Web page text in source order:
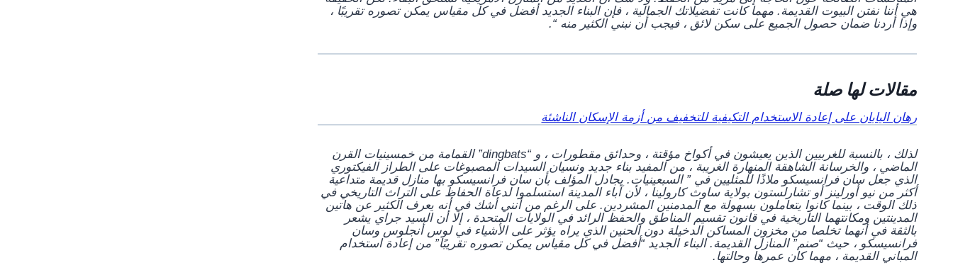
هي أننا نفتن البيوت القديمة. مهما كانت تفضيلاتك الجمالية ، فإن البناء الجديد أفضل في كل مقياس يمكن تصوره تقريبًا ،
وإذا أردنا ضمان حصول الجميع على سكن لائق ، فيجب أن نبني الكثير منه “.
مقالات لها صلة
رهان اليابان على إعادة الاستخدام التكيفية للتخفيف من أزمة الإسكان الناشئة
لذلك ، بالنسبة للغربيين الذين يعيشون في أكواخ مؤقتة ، وحدائق مقطورات ، و “dingbats” القمامة من خمسينيات القرن
الماضي ، والخرسانة الشاهقة المنهارة الغريبة ، من المفيد بناء جديد ونسيان السيدات المصبوغات على الطراز الفيكتوري
الذي جعل سان فرانسيسكو ملاذًا للمثليين في ” السبعينيات. يجادل المؤلف بأن سان فرانسيسكو بها منازل قديمة متداعية
أكثر من نيو أورلينز أو تشارلستون بولاية ساوث كارولينا ، لأن آباء المدينة استسلموا لدعاة الحفاظ على التراث التاريخي في
ذلك الوقت ، بينما كانوا يتعاملون بسهولة مع المدمنين المشردين. على الرغم من أنني أشك في أنه يعرف الكثير عن هاتين
المدينتين ومكانتهما التاريخية في قانون تقسيم المناطق والحفظ الرائد في الولايات المتحدة ، إلا أن السيد جراي يشعر
بالثقة في أنهما تخلصا من مخزون المساكن الدخيلة دون الحنين الذي يراه يؤثر على الأشياء في لوس أنجلوس وسان
فرانسيسكو ، حيث “صنم” المنازل القديمة. البناء الجديد “أفضل في كل مقياس يمكن تصوره تقريبًا” من إعادة استخدام
المباني القديمة ، مهما كان عمرها وحالتها.